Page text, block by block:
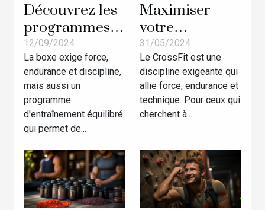
Découvrez les
programmes
sportifs les
plus complets
d’un champion
de boxe !
12/09/2024
La boxe exige force,
endurance et discipline,
mais aussi un
programme
d'entraînement équilibré
qui permet de...
Maximiser
votre
performance
en CrossFit :
Techniques et
stratégies
d'entraînement
31/05/2024
Le CrossFit est une
discipline exigeante qui
allie force, endurance et
technique. Pour ceux qui
cherchent à...